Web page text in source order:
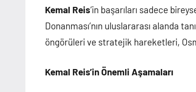
Kemal Reis‘in başarıları sadece
Donanması’nın uluslararası alanda
öngörüleri ve stratejik hareketleri,
Kemal Reis’in Önemli Aşamaları